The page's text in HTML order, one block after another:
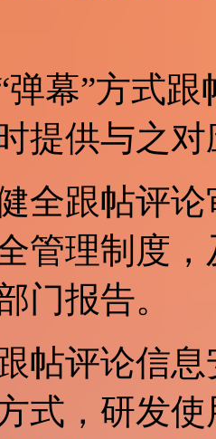
弹幕”方式
提供与之
全跟帖评
管理制度
门报告。
帖评论信
式，研发